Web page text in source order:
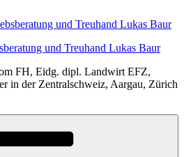
und Treuhand Lukas Baur
FH, Eidg. dipl. Landwirt EFZ,
in der Zentralschweiz, Aargau, Zürich